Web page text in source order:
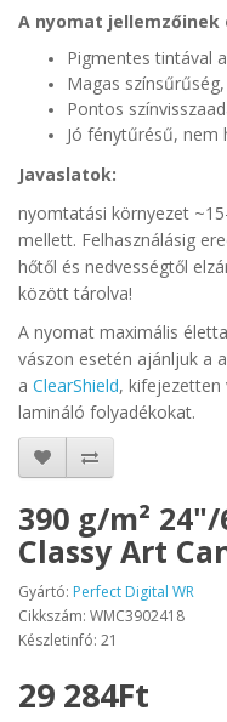
A nyomat jellemzőinek
Pigmentes tintával
Magas
Pontos
Jó fénytűrésű, nem
Javaslatok:
nyomtatási környezet
mellett. Felhasználásig
hőtől és nedvességtől
között tárolva!
A nyomat maximális
vászon esetén ajánljuk a a
a ClearShield, kifejezetten
lamináló folyadékokat.
390 g/m²
Classy Art
Gyártó: Perfect Digital WR
Cikkszám: WMC3902418
Készletinfó: 21
29 284Ft